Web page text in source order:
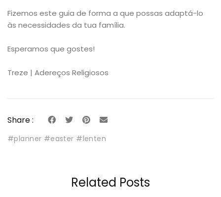
Fizemos este guia de forma a que possas adaptá-lo
às necessidades da tua família.
Esperamos que gostes!
Treze | Adereços Religiosos
Share :
#planner #easter #lenten
Related Posts